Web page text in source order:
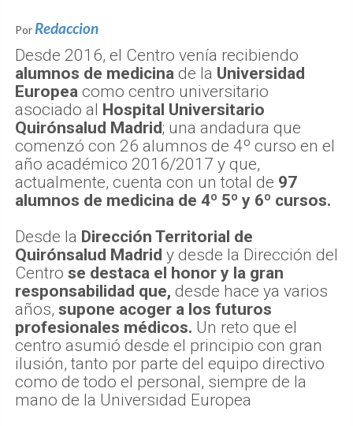
Por Redaccion
Desde 2016, el Centro venía recibiendo
alumnos de medicina de la Universidad
Europea como centro universitario
asociado al Hospital Universitario
Quirónsalud Madrid; una andadura que
comenzó con 26 alumnos de 4º curso en el
año académico 2016/2017 y que,
actualmente, cuenta con un total de 97
alumnos de medicina de 4º 5º y 6º cursos.
Desde la Dirección Territorial de
Quirónsalud Madrid y desde la Dirección del
Centro se destaca el honor y la gran
responsabilidad que, desde hace ya varios
años, supone acoger a los futuros
profesionales médicos. Un reto que el
centro asumió desde el principio con gran
ilusión, tanto por parte del equipo directivo
como de todo el personal, siempre de la
mano de la Universidad Europea